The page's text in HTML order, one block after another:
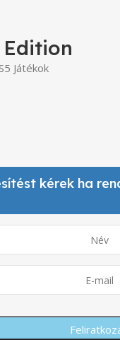
Játékok
kérek ha